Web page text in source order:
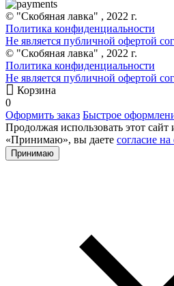
© "Скобяная лавка" , 2022 г.
Политика конфиденциальности
Не является публичной офертой
© "Скобяная лавка" , 2022 г.
Политика конфиденциальности
Не является публичной офертой
Корзина
0
Оформить заказ Быстрое
Продолжая использовать этот
«Принимаю», вы даете согласие
Принимаю